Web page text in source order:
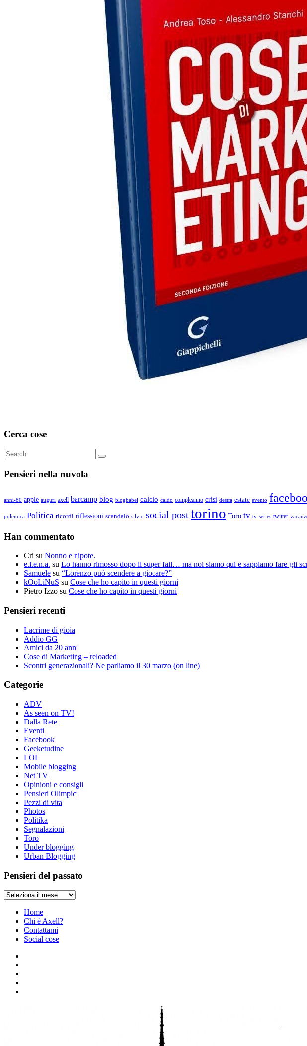
Cerca cose
Search
for:
Search
Pensieri nella nuvola
anni-80 apple auguri axell barcamp blog blogbabel calcio caldo compleanno crisi destra estate evento
polemica Politica ricordi riflessioni scandalo silvio social posttorino Toro tv tv-series twitter
Han commentato
Cri su Nonno e nipote.
e.l.e.n.a. su Lo hanno rimosso dopo il super fail… ma noi siamo qui e sappiamo fare gli
Samuele su “Lorenzo può scendere a giocare?”
kOoLiNuS su Cose che ho capito in questi giorni
Pietro Izzo su Cose che ho capito in questi giorni
Pensieri recenti
Lacrime di gioia
Addio GG
Amici da 20 anni
Cose di Marketing – reloaded
Scontri generazionali? Ne parliamo il 30 marzo (on line)
Categorie
ADV
As seen on TV!
Dalla Rete
Eventi
Facebook
Geeketudine
LOL
Mobile blogging
Net TV
Opinioni e consigli
Pensieri Olimpici
Pezzi di vita
Photos
Politika
Segnalazioni
Toro
Under blogging
Urban Blogging
Pensieri del passato
Pensieri
passatoHome
Chi è Axell?
Contattami
Social cose